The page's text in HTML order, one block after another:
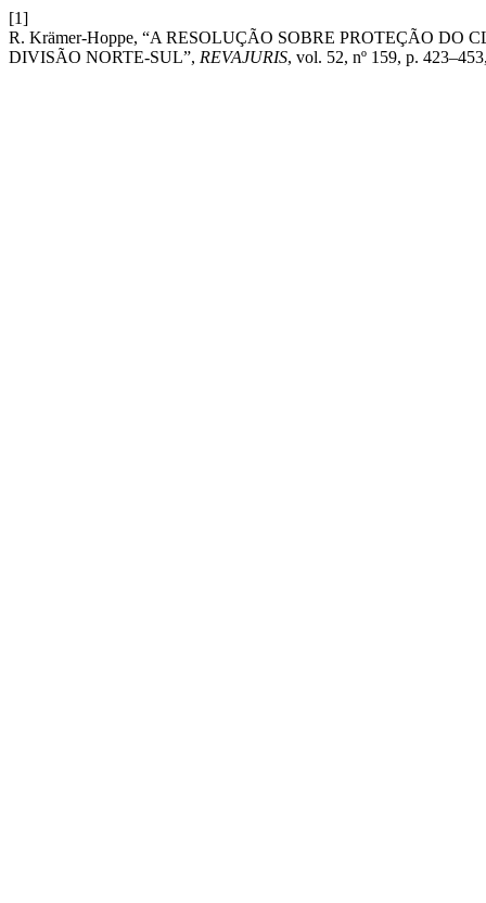
[1]
R. Krämer-Hoppe, “A RESOLUÇÃO SOBRE PROTEÇÃO
DIVISÃO NORTE-SUL”, REVAJURIS, vol. 52, nº 159, p.